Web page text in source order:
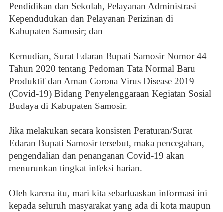
Pendidikan dan Sekolah, Pelayanan Administrasi
Kependudukan dan Pelayanan Perizinan di
Kabupaten Samosir; dan
Kemudian, Surat Edaran Bupati Samosir Nomor 44
Tahun 2020 tentang Pedoman Tata Normal Baru
Produktif dan Aman Corona Virus Disease 2019
(Covid-19) Bidang Penyelenggaraan Kegiatan Sosial
Budaya di Kabupaten Samosir.
Jika melakukan secara konsisten Peraturan/Surat
Edaran Bupati Samosir tersebut, maka pencegahan,
pengendalian dan penanganan Covid-19 akan
menurunkan tingkat infeksi harian.
Oleh karena itu, mari kita sebarluaskan informasi ini
kepada seluruh masyarakat yang ada di kota maupun